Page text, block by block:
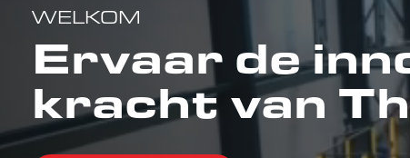
WELKOM
Ervaar de
kracht van